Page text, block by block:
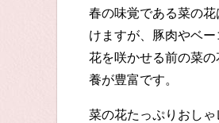
春の味覚である菜の
けますが、豚肉やベ
花を咲かせる前の菜
養が豊富です。
菜の花たっぷりおしゃ